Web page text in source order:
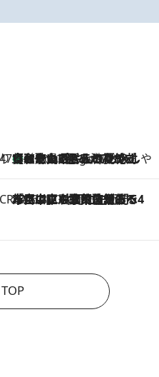
47都道府県の手みやげ ひんやりスイーツで夏を満喫
4 Hours Ago
【和歌山県】この夏絶対食べたい 冷やしておいしいおやつ3選 みかんがごろっと丸ごと入ったジュレ
CREA'S CHOICE
2026.8.7
「立川にも歌舞伎があるんだよ」 片岡仁左衛門・市川中車ら豪華座組みで4年目の立川立飛歌舞伎へ